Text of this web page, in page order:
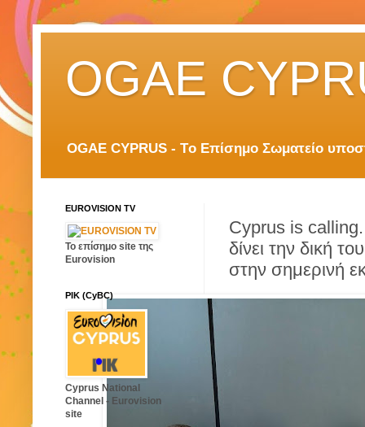
OGAE
OGAE CYPRUS - Tο Επίσημο Σωματείο
Cyprus is
δίνει την δική
στην σημερινή
EUROVISION TV
Το επίσημο site της
Eurovision
ΡΙΚ (CyBC)
Cyprus National
Channel - Eurovision
site